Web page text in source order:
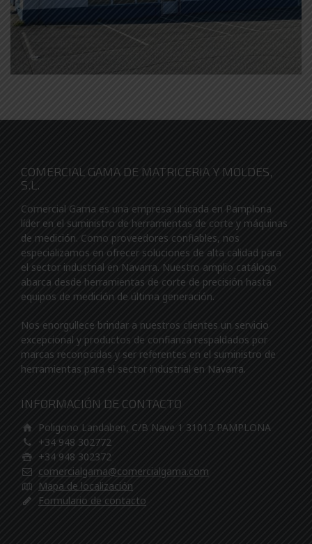
COMERCIAL GAMA DE MATRICERIA Y MOLDES,
S.L.
Comercial Gama es una empresa ubicada en Pamplona
líder en el suministro de herramientas de corte y máquinas
de medición. Como proveedores confiables, nos
especializamos en ofrecer soluciones de alta calidad para
el sector industrial en Navarra. Nuestro amplio catálogo
abarca desde herramientas de corte de precisión hasta
equipos de medición de última generación.
Nos enorgullece brindar a nuestros clientes un servicio
excepcional y productos de confianza respaldados por
marcas reconocidas y ser referentes en el suministro de
herramientas para el sector industrial en Navarra.
INFORMACIÓN DE CONTACTO
Poligono Landaben, C/B Nave 1 31012 PAMPLONA
+34 948 302772
+34 948 302372
comercialgama@comercialgama.com
Mapa de localización
Formulario de contacto